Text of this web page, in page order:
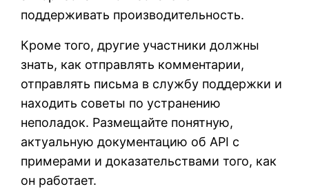
поддерживать производительность.
Кроме того, другие участники должны
знать, как отправлять комментарии,
отправлять письма в службу поддержки и
находить советы по устранению
неполадок. Размещайте понятную,
актуальную документацию об API с
примерами и доказательствами того, как
он работает.